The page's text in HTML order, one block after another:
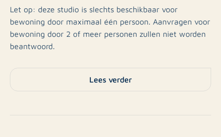
Let op: deze studio is slechts beschikbaar voor
bewoning door maximaal één persoon. Aanvragen voor
bewoning door 2 of meer personen zullen niet worden
beantwoord.
Indeling:
Gezamenlijk trappenhuis (7 studio's), 1e verdieping,
Lees verder